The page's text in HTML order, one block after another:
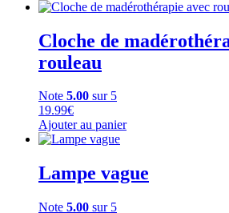
Cloche de
rouleau
Note 5.00 sur 5
19.99€
Ajouter au panier
Lampe vague
Note 5.00 sur 5